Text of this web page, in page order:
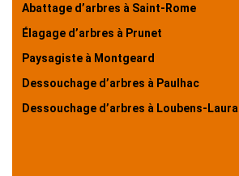
Abattage d’arbres à Saint-Rome
Élagage d’arbres à Prunet
Paysagiste à Montgeard
Dessouchage d’arbres à Paulhac
Dessouchage d’arbres à Loubens-